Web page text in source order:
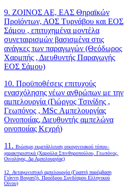
9. ΖΟΙΝΟΣ ΑΕ, ΕΑΣ Θηραϊκών
Προϊόντων, ΑΟΣ Τυρνάβου και ΕΟΣ
Σάμου , επιτυχημένα μοντέλα
συνεταιρισμών βασισμένα στις
ανάγκες των παραγωγών (Θεόδωρος
Χαρμπής , Διευθυντής Παραγωγής
ΕΟΣ Σάμου)
10. Προϋποθέσεις επιτυχούς
ενασχόλησης νέων ανθρώπων με την
αμπελουργία (Γιώργος Τσινίδης ,
Γεωπόνος , MSc Αμπελουργίας
Οινοποιίας, Διευθυντής αμπελώνα
οινοποιίας Κεχρή)
11. Βιώσιμη εκμετάλλευση οικογενειακού τύπου–
χαρακτηριστικά (Χαρούλα Σπινθηροπούλου, Γεωπόνος,
Οινολόγος, Δρ Αμπελουργίας)
12. Ανταγωνιστική αμπελουργία (Γραπτή παρέμβαση
Γιάννη Βογιατζή, Προέδρου Συνδέσμου Ελληνικού
Οίνου)